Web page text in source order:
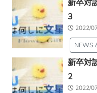
新卒対
3
2022/
NEWS
新卒対
2
2022/